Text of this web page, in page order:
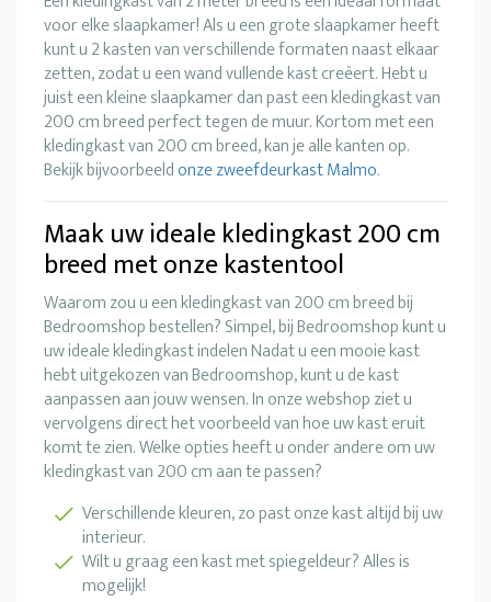
voor elke slaapkamer! Als u een grote slaapkamer heeft
kunt u 2 kasten van verschillende formaten naast elkaar
zetten, zodat u een wand vullende kast creëert. Hebt u
juist een kleine slaapkamer dan past een kledingkast van
200 cm breed perfect tegen de muur. Kortom met een
kledingkast van 200 cm breed, kan je alle kanten op.
Bekijk bijvoorbeeldonze zweefdeurkast Malmo.
Maak uw ideale kledingkast 200 cm
breed met onze kastentool
Waarom zou u een kledingkast van 200 cm breed bij
Bedroomshop bestellen? Simpel, bij Bedroomshop kunt u
uw ideale kledingkast indelen Nadat u een mooie kast
hebt uitgekozen van Bedroomshop, kunt u de kast
aanpassen aan jouw wensen. In onze webshop ziet u
vervolgens direct het voorbeeld van hoe uw kast eruit
komt te zien. Welke opties heeft u onder andere om uw
kledingkast van 200 cm aan te passen?
Verschillende kleuren, zo past onze kast altijd bij uw
interieur.
Wilt u graag een kast met spiegeldeur? Alles is
mogelijk!